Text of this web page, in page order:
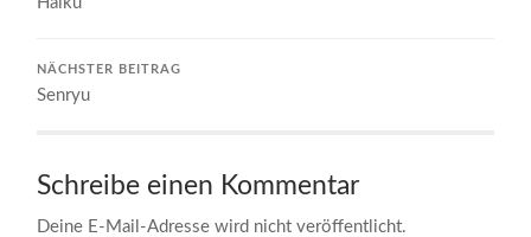
NÄCHSTER BEITRAG
Senryu
Schreibe einen Kommentar
Deine E-Mail-Adresse wird nicht veröffentlicht.